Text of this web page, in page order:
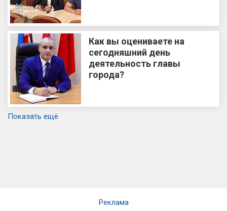
Как вы оцениваете на
сегодняшний день
деятельность главы
города?
Показать ещё
Реклама